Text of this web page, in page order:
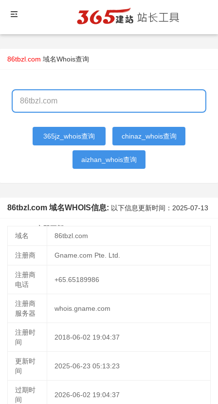
86tbzl.com 域名Whois查询
365jz_whois查询 chinaz_whois查询
aizhan_whois查询
86tbzl.com 域名WHOIS信息: 以下信息更新时间： 2025-07-13
立即更新
域名
86tbzl.com
注册商 Gname.com Pte. Ltd.
注册商
电话
+65.65189986
注册商
服务器
whois.gname.com
注册时
间
2018-06-02 19:04:37
更新时
间
2025-06-23 05:13:23
过期时
间
2026-06-02 19:04:37